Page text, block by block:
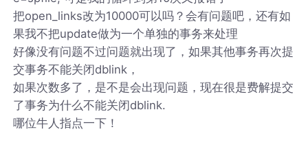
把open_links改为10000可以吗？会有问题吧，还有如
果我不把update做为一个单独的事务来处理
好像没有问题不过问题就出现了，如果其他事务再次提
交事务不能关闭dblink，
如果次数多了，是不是会出现问题，现在很是费解提交
了事务为什么不能关闭dblink.
哪位牛人指点一下！